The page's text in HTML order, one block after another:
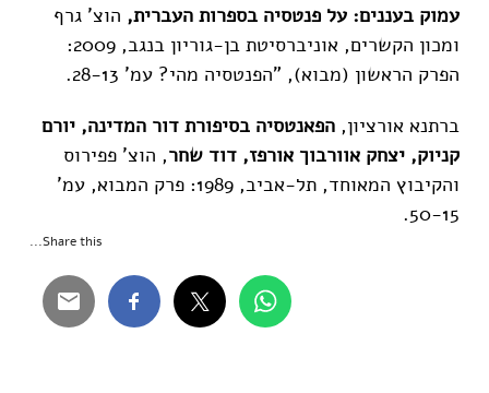
עמוק בעננים: על פנטסיה בספרות העברית, הוצ' גרף
ומכון הקשרים, אוניברסיטת בן-גוריון בנגב, 2009:
הפרק הראשון (מבוא), "הפנטסיה מהי? עמ' 28-13.
ברתנא אורציון, הפאנטסיה בסיפורת דור המדינה, יורם
קניוק, יצחק אוורבוך אורפז, דוד שחר, הוצ' פפירוס
והקיבוץ המאוחד, תל-אביב, 1989: פרק המבוא, עמ'
50-15.
Share this...